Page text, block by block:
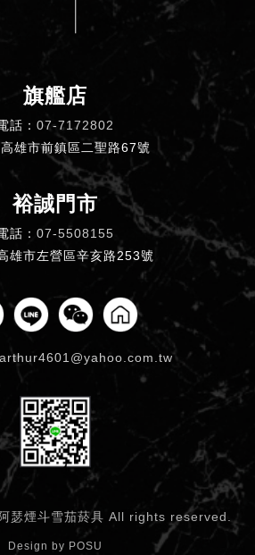
旗艦店
話： 07-7172802
雄市前鎮區二聖路67號
裕誠門市
話： 07-5508155
雄市左營區辛亥路253號
arthur4601@yahoo.com.tw
瑟煙斗雪茄菸具 All rights reserved.
Design by POSU